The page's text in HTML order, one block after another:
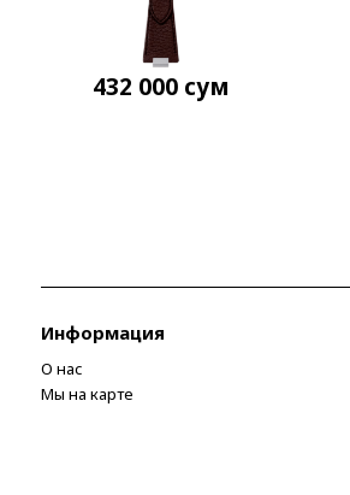
432 000 сум
Информация
О нас
Мы на карте